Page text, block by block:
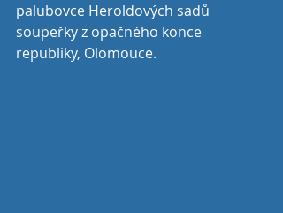
palubovce Heroldových sadů
soupeřky z opačného konce
republiky, Olomouce.